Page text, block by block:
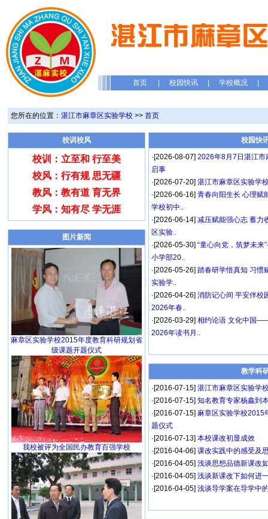
首页 校园快讯 学校概况
您所在的位置： 湛江市麻章区实验学校 >> 首页
校训校风
校训：立至和 行至美
校风：行有规 思无疆
教风：教有道 育无界
学风：知有尽 学无涯
图片新闻
麻章区实验学校2015年度教育科研规划省
级课题开题仪式
我校被评为全国民办教育百强学校
校园快
·[2026-08-07] 2026年8月7日湛江市
启事
·[2026-07-20] 湛江市麻章区实验学
·[2026-06-16] 青春向阳生长 心理
学校初中..
·[2026-06-14] 减压赋能强心志 蓄
区实验..
·[2026-05-30] “童心向党，筑梦未
小学部20..
·[2026-05-26] 踏春研学悟真知 习
实验学..
·[2026-04-26] 消防记心间 平安伴
2026年春..
·[2026-03-29] 相约论语 文化中国
2026年读书月..
教学科
·[2016-07-15] 湛江市麻章区实验学
·[2016-07-15] 知名教育专家杨鑫到
·[2016-07-15] 麻章区实验学校2015
题仪式
·[2016-07-13] 本校课改初显成效
·[2016-04-06] 课改实践中的感受及
·[2016-04-05] 浅谈思想品德新课改
·[2016-04-05] 浅谈新课改下如何进
·[2016-04-05] 浅谈导学案在导学中